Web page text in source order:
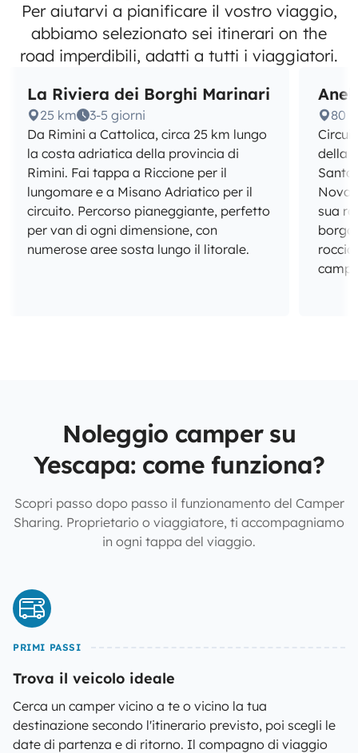
Per aiutarvi a pianificare il vostro viaggio,
abbiamo selezionato sei itinerari on the
road imperdibili, adatti a tutti i viaggiatori.
La Riviera dei Borghi Marinari
25 km
3-5 giorni
Da Rimini a Cattolica, circa 25 km lungo
la costa adriatica della provincia di
Rimini. Fai tappa a Riccione per il
lungomare e a Misano Adriatico per il
circuito. Percorso pianeggiante, perfetto
per van di ogni dimensione, con
numerose aree sosta lungo il litorale.
80
della
sua
borgo
Noleggio camper su
Yescapa: come funziona?
Scopri passo dopo passo il funzionamento del Camper
Sharing. Proprietario o viaggiatore, ti accompagniamo
in ogni tappa del viaggio.
PRIMI PASSI
Trova il veicolo ideale
Cerca un camper vicino a te o vicino la tua
destinazione secondo l'itinerario previsto, poi scegli le
date di partenza e di ritorno. Il compagno di viaggio